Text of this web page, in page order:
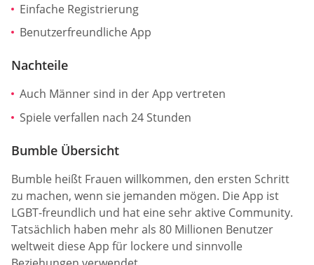
Einfache Registrierung
Benutzerfreundliche App
Nachteile
Auch Männer sind in der App vertreten
Spiele verfallen nach 24 Stunden
Bumble Übersicht
Bumble heißt Frauen willkommen, den ersten Schritt
zu machen, wenn sie jemanden mögen. Die App ist
LGBT-freundlich und hat eine sehr aktive Community.
Tatsächlich haben mehr als 80 Millionen Benutzer
weltweit diese App für lockere und sinnvolle